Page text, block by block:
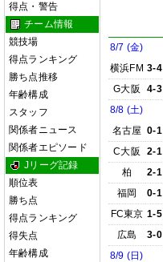
得点・警告
チーム情報
競技場
得点ランキング
勝ち点推移
年齢構成
スタッフ
関係者ニュース
関係者エピソード
Jリーグ記録
順位表
勝ち点
得点ランキング
得失点
年齢構成
8/7 (金)
横浜FM 3-4
G大阪
4-3
8/8 (土)
名古屋 0-1
C大阪
2-1
柏
2-1
福岡
0-1
FC東京 1-5
広島
3-0
8/9 (日)